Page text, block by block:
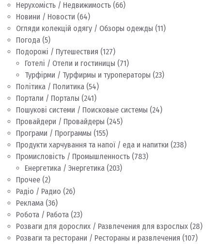
Нерухомість / Недвижимость (66)
Новини / Новости (64)
Огляди колекцій одягу / Обзоры одежды (11)
Погода (5)
Подорожі / Путешествия (127)
Готелі / Отели и гостиницы (71)
Турфірми / Турфирмы и туроператоры (23)
Політика / Политика (54)
Портали / Порталы (241)
Пошукові системи / Поисковые системы (24)
Провайдери / Провайдеры (245)
Програми / Программы (155)
Продукти харчування та напої / еда и напитки (238)
Промисловість / Промышленность (783)
Енергетика / Энергетика (203)
Прочее (2)
Радіо / Радио (26)
Реклама (36)
Робота / Работа (23)
Розваги для дорослих / Развлечения для взрослых (28)
Розваги та ресторани / Рестораны и развлечения (107)